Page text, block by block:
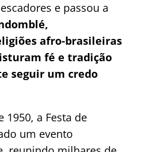
e passou a
afro-brasileiras
fé e tradição
seguir um credo
1950, a Festa de
um evento